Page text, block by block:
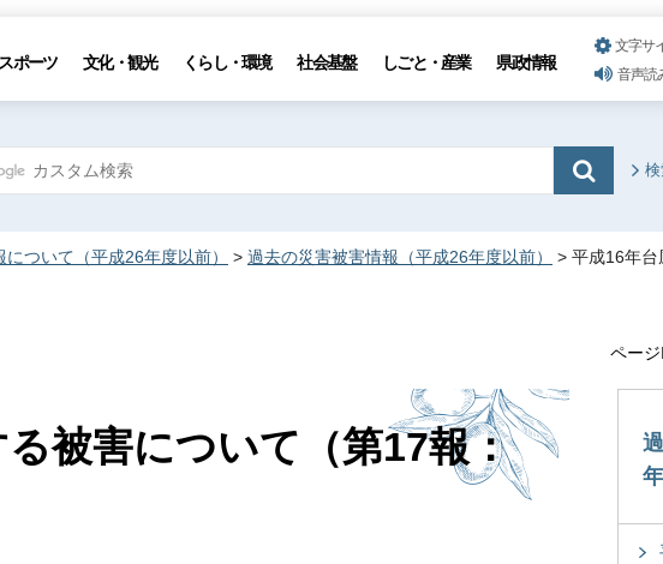
ポーツ 文化・観光 くらし・環境 社会基盤 しごと・産業 県政情報
文字サ
音声読
ついて（平成26年度以前） > 過去の災害被害情報（平成26年度以前）
> 平成16年台
ペー
被害について（第17報：